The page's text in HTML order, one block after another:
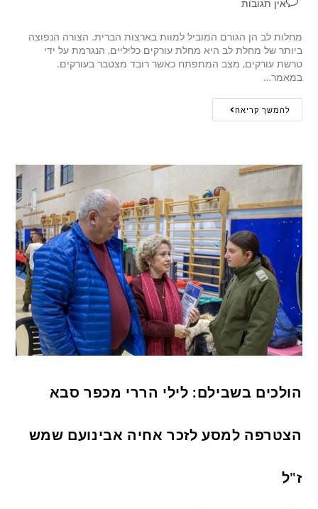
אין תגובות
מחלות לב הן הגורם המוביל למוות בארצות הברית. הצורה הנפוצה
ביותר של מחלת לב היא מחלת עורקים כליליים, הנגרמת על ידי
טרשת עורקים, מצב המתפתח כאשר רובד מצטבר בעורקים.
במאמר…
להמשך קריאה
הולכים בשבילם: לילי הררי מכפר סבא
הצטרפה למסע לזכר אחיה אבינועם שמש
ז"ל